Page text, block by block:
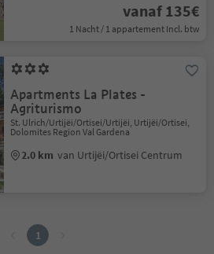
vanaf 135€
1 Nacht / 1 appartement Incl. btw
Apartments La Plates -
Agriturismo
St. Ulrich/Urtijëi/Ortisei/Urtijëi, Urtijëi/Ortisei,
Dolomites Region Val Gardena
2.0 km van Urtijëi/Ortisei Centrum
1